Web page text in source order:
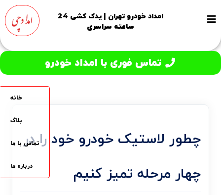
امداد خودرو تهران | یدک کشی 24
ساعته سراسری
تماس فوری با امداد خودرو
خانه
بلاگ
تماس با ما
درباره ما
چطور لاستیک خودرو خود را در
چهار مرحله تمیز کنیم